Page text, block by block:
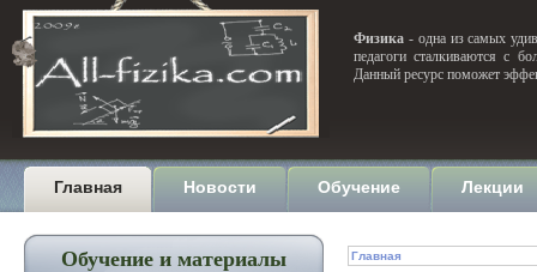
Физика - одна из самых
педагоги сталкиваются с
Данный ресурс поможет
Главная Новости Обучение Лекции
Обучение и материалы Главная